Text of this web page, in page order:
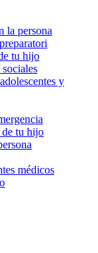
la persona
tu hijo
y
de tu hijo
médicos